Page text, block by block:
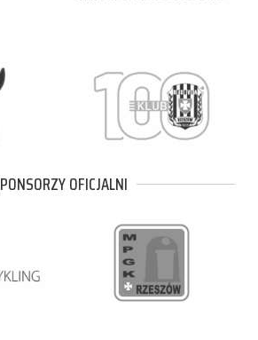
OFICJALNI